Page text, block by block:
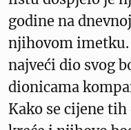
godine na
njihovom
najveći dio svog
dionicama
Kako se cijene